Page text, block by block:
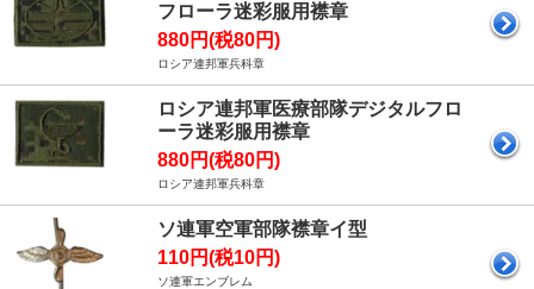
フローラ迷彩服用襟章
880円(税80円)
ロシア連邦軍兵科章
ロシア連邦軍医療部隊デジタルフロ
ーラ迷彩服用襟章
880円(税80円)
ロシア連邦軍兵科章
ソ連軍空軍部隊襟章イ型
110円(税10円)
ソ連軍エンブレム